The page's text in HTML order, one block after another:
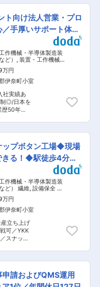
加工提案や
出来るよ
。 ■配
、20代1
スタート
ポーツジ
宅メーカ
んどあり
ンジする
もできる
でいま
を実感で
手化学メ
ていま
く寄せら
も当社は
ていま
・オーダ
ンクや機
を担当し
顧客が中
しなが
ことがで
曲げ加
溶接作業
装工程へ
ンテナン
年2〜3回
宿泊を伴
を支給 ■
程を担当
短納期や
での経験
ラー・扇
残業な
埼玉工場：
躍中 ・中
、気軽に
企業
水グルー
ーカーと
られな
います。
維持し、
実感でき
ト向け法人営業・プロ
手厚いサポート体制
作機械・半導体製造装
ど） , 装置・工作機械・
国内） その他法人営業
セールス中心）
万円
伊奈町小室
社実績あ
制◎/日本を
50年以
し。既存
に、貯蓄
導入・改
せから受
ただきま
望を踏ま
案件を形
せ ・依頼
よび提案
書き・
配） ・
書類の取
力会社・
程・案件
ップボタン工場◆現場
きる！◆駅徒歩4分◆
作機械・半導体製造装
ど） 繊維, 設備保全 設
計（機械設計）
円
伊奈町小室
産立ち上げ
可／YKK
スナッ
ります。
です。 ユ
が近い
すぐに現
請およびQMS運用